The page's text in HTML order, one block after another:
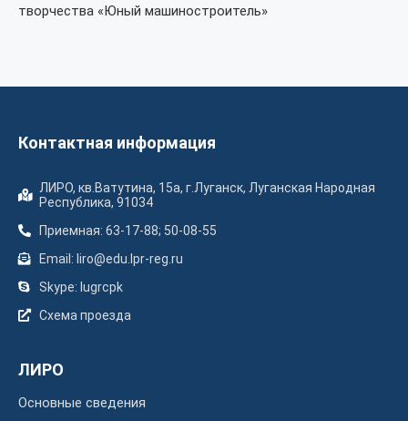
творчества «Юный машиностроитель»
Контактная информация
ЛИРО, кв.Ватутина, 15а, г.Луганск, Луганская Народная
Республика, 91034
Приемная: 63-17-88; 50-08-55
Email: liro@edu.lpr-reg.ru
Skype: lugrcpk
Схема проезда
ЛИРО
Основные сведения